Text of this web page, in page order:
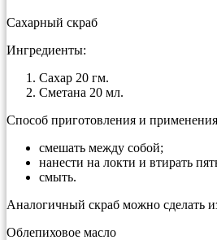
Сахарный скраб
Ингредиенты:
Сахар 20 гм.
Сметана 20 мл.
Способ приготовления и
смешать между собой;
нанести на локти и втирать
смыть.
Аналогичный скраб можно сделать
Облепиховое масло